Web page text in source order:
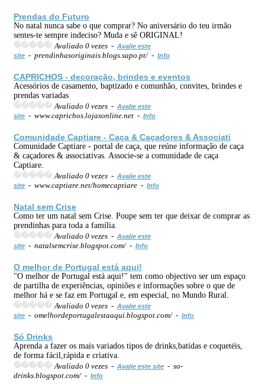
Prendas do Futuro
No natal nunca sabe o que comprar? No aniversário do teu irmão
sentes-te sempre indeciso? Muda e sê ORIGINAL!
Avaliado 0 vezes - Avalie este
site - prendinhasoriginais.blogs.sapo.pt/ - Info
CAPRICHOS - decoração, brindes e eventos
Acessórios de casamento, baptizado e comunhão, convites, brindes e
prendas variadas
Avaliado 0 vezes - Avalie este
site - www.caprichos.lojasonline.net - Info
Comunidade Captiare - Caça & Caçadores & Associati
Comunidade Captiare - portal de caça, que reúne informação de caça
& caçadores & associativas. Associe-se a comunidade de caça
Captiare.
Avaliado 0 vezes - Avalie este
site - www.captiare.net/homecaptiare - Info
Natal sem Crise
Como ter um natal sem Crise. Poupe sem ter que deixar de comprar as
prendinhas para toda a família.
Avaliado 0 vezes - Avalie este
site - natalsemcrise.blogspot.com/ - Info
O melhor de Portugal está aqui!
"O melhor de Portugal está aqui!" tem como objectivo ser um espaço
de partilha de experiências, opiniões e informações sobre o que de
melhor há e se faz em Portugal e, em especial, no Mundo Rural.
Avaliado 0 vezes - Avalie este
site - omelhordeportugalestaaqui.blogspot.com/ - Info
Só Drinks
Aprenda a fazer os mais variados tipos de drinks,batidas e coquetéis,
de forma fácil,rápida e criativa.
Avaliado 0 vezes - Avalie este site - so-
drinks.blogspot.com/ - Info